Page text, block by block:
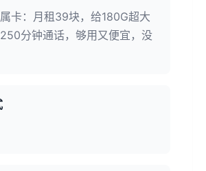
卡：月租39块，给180G超大
分钟通话，够用又便宜，没